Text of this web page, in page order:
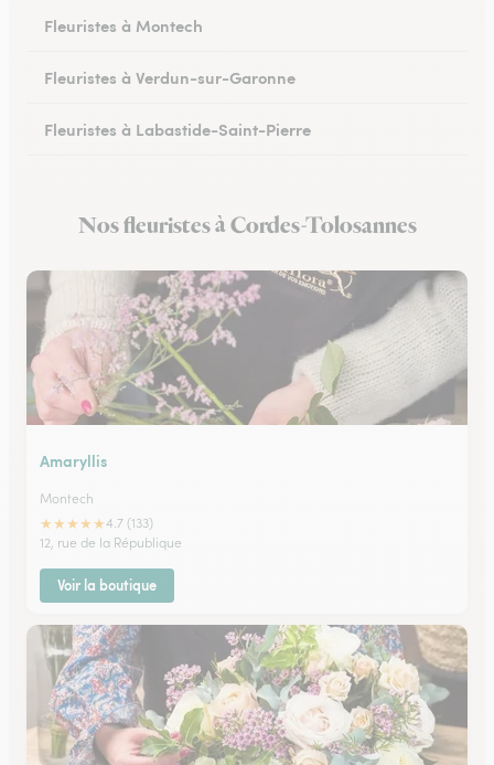
Fleuristes à Montech
Fleuristes à Verdun-sur-Garonne
Fleuristes à Labastide-Saint-Pierre
Nos fleuristes à Cordes-Tolosannes
Amaryllis
Montech
★★★★★4.7 (133)
12, rue de la République
Voir la boutique